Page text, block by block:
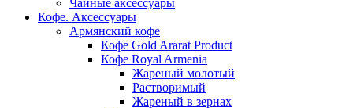
Чайные аксессуары
Кофе. Аксессуары
Армянский кофе
Кофе Gold Ararat Product
Кофе Royal Armenia
Жареный молотый
Растворимый
Жареный в зернах